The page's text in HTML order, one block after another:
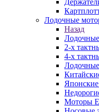
Лодочные
Назад
2-х
4-х
Моторы